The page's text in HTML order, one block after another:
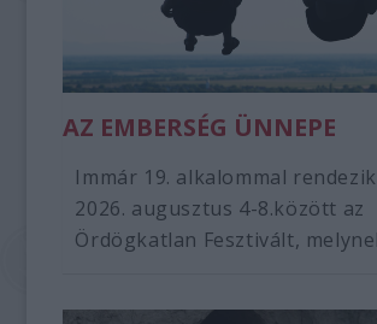
AZ EMBERSÉG ÜNNEPE
Immár 19. alkalommal
2026. augusztus 4-8.között az
Ördögkatlan Fesztivált,